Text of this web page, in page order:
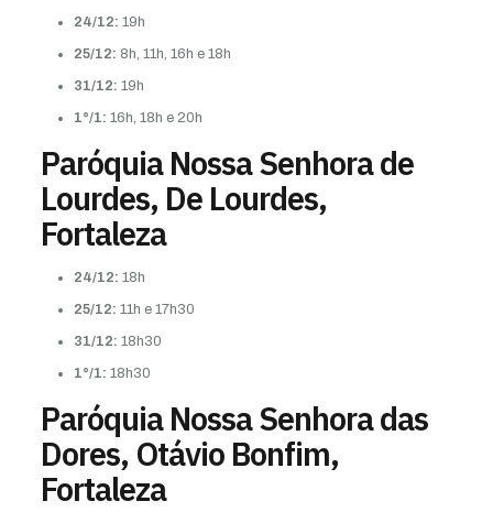
24/12: 19h
25/12: 8h, 11h, 16h e 18h
31/12: 19h
1°/1: 16h, 18h e 20h
Paróquia Nossa Senhora de
Lourdes, De Lourdes,
Fortaleza
24/12: 18h
25/12: 11h e 17h30
31/12: 18h30
1°/1: 18h30
Paróquia Nossa Senhora das
Dores, Otávio Bonfim,
Fortaleza